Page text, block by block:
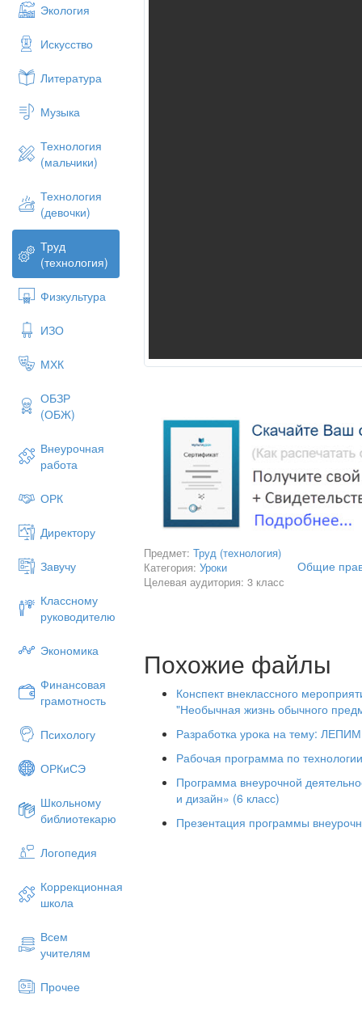
Экология
Искусство
Литература
Музыка
Технология
(мальчики)
Технология
(девочки)
Труд
(технология)
Физкультура
ИЗО
МХК
ОБЗР
(ОБЖ)
Внеурочная
работа
ОРК
Директору
Завучу
Классному
руководителю
Экономика
Финансовая
грамотность
Психологу
ОРКиСЭ
Школьному
библиотекарю
Логопедия
Коррекционная
школа
Всем
учителям
Прочее
Предмет:Труд (технология)
Категория:Уроки
Целевая аудитория: 3 класс
Общие
Похожие файлы
Конспект внеклассного
"Необычная жизнь обычного
Разработка урока на тему:
Рабочая программа по
Программа внеурочной
и дизайн» (6 класс)
Презентация программы